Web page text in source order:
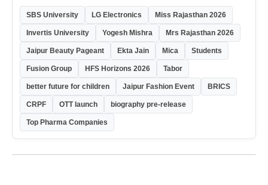
SBS University LG Electronics Miss Rajasthan 2026
Invertis University Yogesh Mishra Mrs Rajasthan 2026
Jaipur Beauty Pageant Ekta Jain Mica Students
Fusion Group HFS Horizons 2026 Tabor
better future for children Jaipur Fashion Event BRICS
CRPF OTT launch biography pre-release
Top Pharma Companies